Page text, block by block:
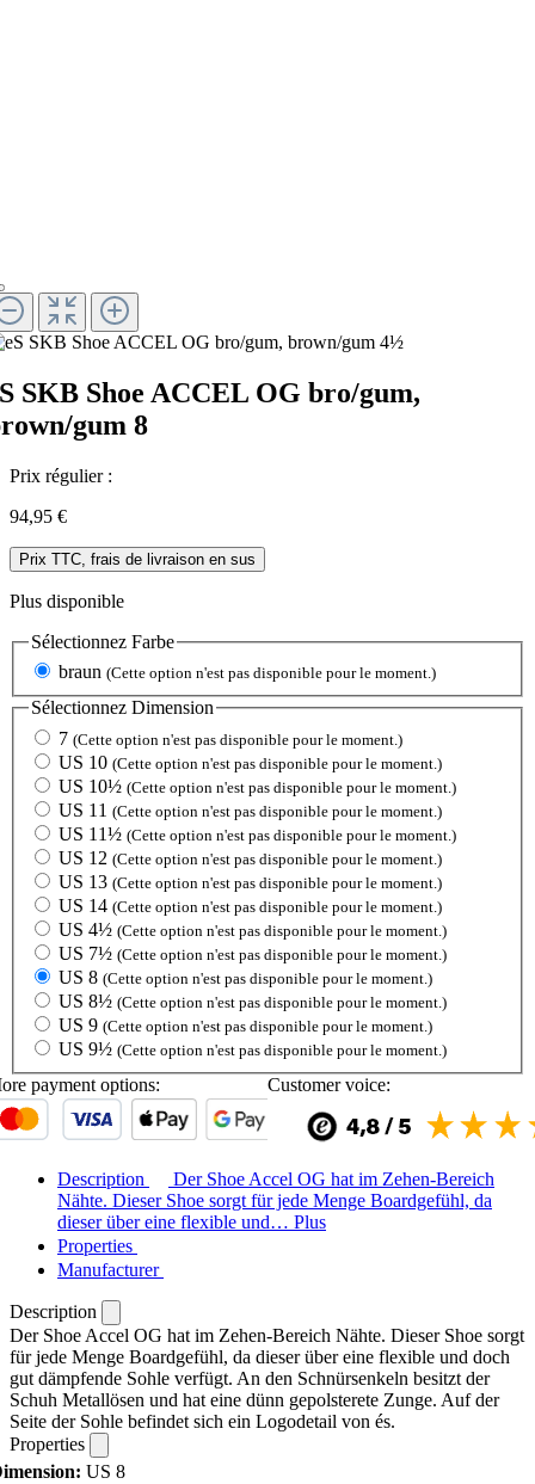
SKB Shoe ACCEL OG bro/gum,
gum 8
Prix régulier :
94,95 €
Prix TTC, frais de livraison en sus
Plus disponible
Sélectionnez Farbe
braun (Cette option n'est pas disponible pour le moment.)
Sélectionnez Dimension
7 (Cette option n'est pas disponible pour le moment.)
US 10 (Cette option n'est pas disponible pour le moment.)
US 10½ (Cette option n'est pas disponible pour le moment.)
US 11 (Cette option n'est pas disponible pour le moment.)
US 11½ (Cette option n'est pas disponible pour le moment.)
US 12 (Cette option n'est pas disponible pour le moment.)
US 13 (Cette option n'est pas disponible pour le moment.)
US 14 (Cette option n'est pas disponible pour le moment.)
US 4½ (Cette option n'est pas disponible pour le moment.)
US 7½ (Cette option n'est pas disponible pour le moment.)
US 8 (Cette option n'est pas disponible pour le moment.)
US 8½ (Cette option n'est pas disponible pour le moment.)
US 9 (Cette option n'est pas disponible pour le moment.)
US 9½ (Cette option n'est pas disponible pour le moment.)
payment options: Customer voice:
Description
Der Shoe Accel OG hat im Zehen-Bereich
Nähte. Dieser Shoe sorgt für jede Menge Boardgefühl, da
dieser über eine flexible und… Plus
Properties
Manufacturer
Description
Der Shoe Accel OG hat im Zehen-Bereich Nähte. Dieser Shoe sorgt
für jede Menge Boardgefühl, da dieser über eine flexible und doch
gut dämpfende Sohle verfügt. An den Schnürsenkeln besitzt der
Schuh Metallösen und hat eine dünn gepolsterete Zunge. Auf der
Seite der Sohle befindet sich ein Logodetail von és.
Properties
US 8